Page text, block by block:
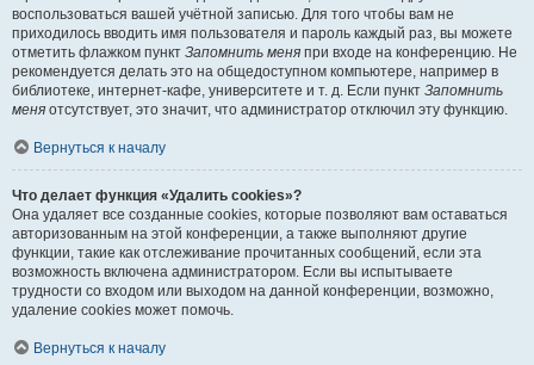
воспользоваться вашей учётной записью. Для того чтобы вам не
приходилось вводить имя пользователя и пароль каждый раз, вы можете
отметить флажком пункт Запомнить меня при входе на конференцию. Не
рекомендуется делать это на общедоступном компьютере, например в
библиотеке, интернет-кафе, университете и т. д. Если пункт Запомнить
меня отсутствует, это значит, что администратор отключил эту функцию.
Вернуться к началу
Что делает функция «Удалить cookies»?
Она удаляет все созданные cookies, которые позволяют вам оставаться
авторизованным на этой конференции, а также выполняют другие
функции, такие как отслеживание прочитанных сообщений, если эта
возможность включена администратором. Если вы испытываете
трудности со входом или выходом на данной конференции, возможно,
удаление cookies может помочь.
Вернуться к началу